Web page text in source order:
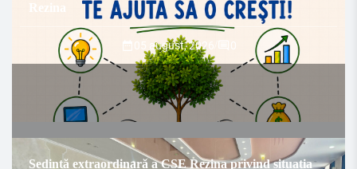
Rezina
05 august, 2026
Ședință extraordinară a CSE Rezina privind situația